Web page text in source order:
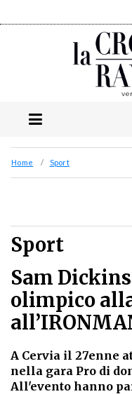
Home Sport
Sport
Sam
olimpico
A Cervia il 27enne
nella gara Pro di
All'evento hanno